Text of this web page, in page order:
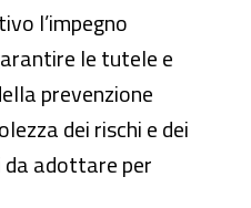
l’impegno
le tutele e
prevenzione
dei rischi e dei
adottare per